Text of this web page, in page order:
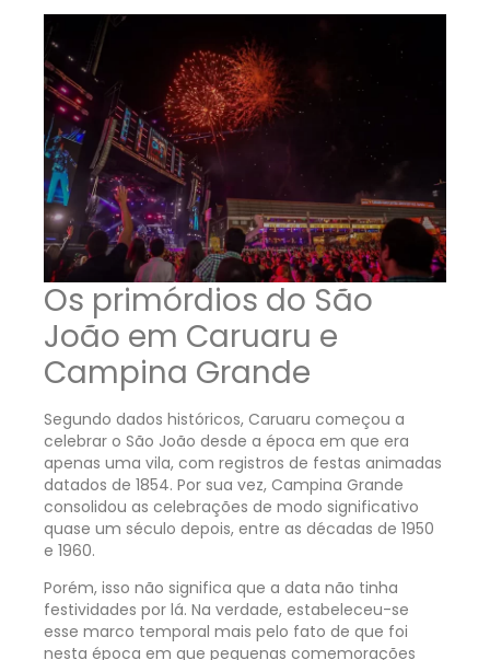
Os primórdios do São
João em Caruaru e
Campina Grande
Segundo dados históricos, Caruaru começou a
celebrar o São João desde a época em que era
apenas uma vila, com registros de festas animadas
datados de 1854. Por sua vez, Campina Grande
consolidou as celebrações de modo significativo
quase um século depois, entre as décadas de 1950
e 1960.
Porém, isso não significa que a data não tinha
festividades por lá. Na verdade, estabeleceu-se
esse marco temporal mais pelo fato de que foi
nesta época em que pequenas comemorações